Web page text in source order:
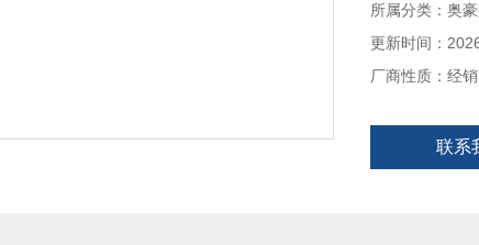
所属分类：奥
更新时间：
厂商性质：经
联系